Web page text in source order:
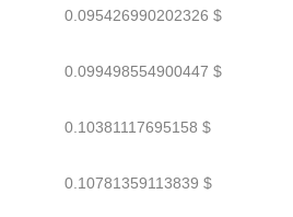
0.095426990202326 $
0.099498554900447 $
0.10381117695158 $
0.10781359113839 $